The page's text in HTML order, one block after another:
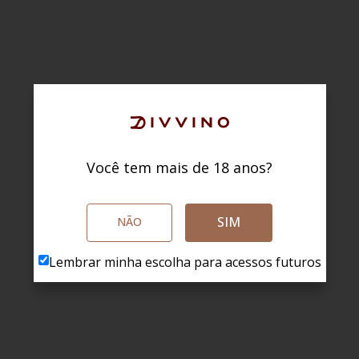
Você tem mais de 18 anos?
NÃO SIM
Lembrar minha escolha para acessos futuros